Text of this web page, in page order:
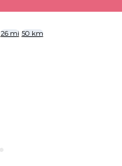
26 mi 50 km